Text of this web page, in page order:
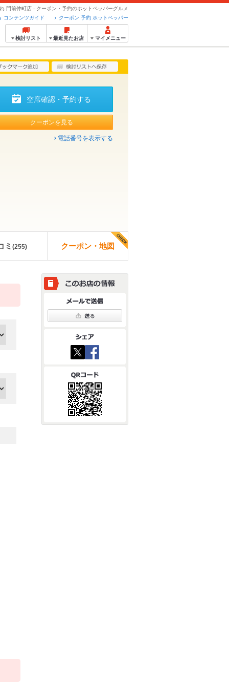
門前仲町店 - クーポン・予約のホットペッパーグルメ
クーポン 予約 ホットペッパー
コンテンツガイド
検討リスト 最近見たお店 マイメニュー
空席確認・予約する
クーポンを見る
電話番号を表示する
ミ (255) クーポン・地図